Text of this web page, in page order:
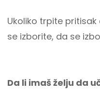
Ukoliko trpite
se izborite, da se
Da li imaš želju da